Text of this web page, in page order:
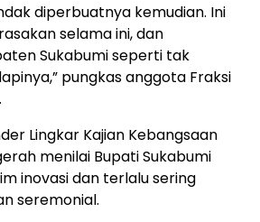
diperbuatnya kemudian. Ini
selama ini, dan
Sukabumi seperti tak
pungkas anggota Fraksi
Lingkar Kajian Kebangsaan
menilai Bupati Sukabumi
inovasi dan terlalu sering
seremonial.